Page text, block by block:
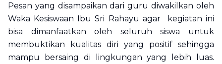
Pesan yang disampaikan dari guru diwakilkan oleh
Waka Kesiswaan Ibu Sri Rahayu agar kegiatan ini
bisa dimanfaatkan oleh seluruh siswa untuk
membuktikan kualitas diri yang positif sehingga
mampu bersaing di lingkungan yang lebih luas.